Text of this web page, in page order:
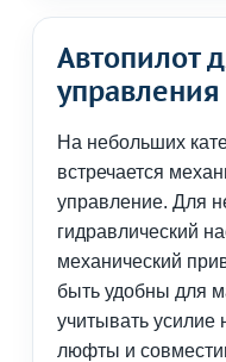
Автопилот
управления
На небольших
встречается
управление. Для
гидравлический
механический
быть удобны для
учитывать усилие
люфты и